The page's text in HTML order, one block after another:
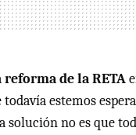
reforma de la RETA
estemos
solución no es que